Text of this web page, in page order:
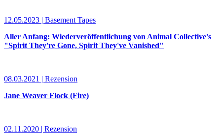
12.05.2023 | Basement Tapes
Aller Anfang: Wiederveröffentlichung von Animal Collective's
"Spirit They're Gone, Spirit They've Vanished"
08.03.2021 | Rezension
Jane Weaver Flock (Fire)
02.11.2020 | Rezension